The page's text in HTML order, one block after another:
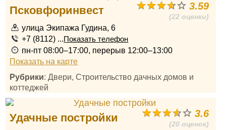
3.59
(22 оценки)
Псковфоринвест
улица Экипажа Гудина, 6
+7 (8112) ...Показать телефон
пн-пт 08:00–17:00, перерыв 12:00–13:00
Показать на карте
Рубрики: Двери, Строительство дачных домов и
коттеджей
3.6
(20 оценок)
Удачные постройки